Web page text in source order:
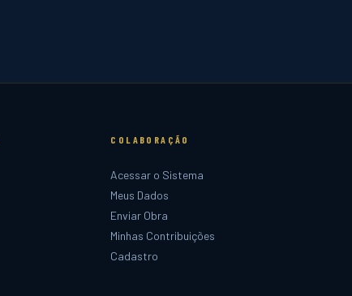
COLABORAÇÃO
Acessar o Sistema
Meus Dados
Enviar Obra
Minhas Contribuições
Cadastro